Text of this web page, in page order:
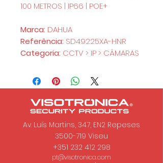
100 METROS | IP66 | POE+
Marca: DAHUA
Referência: SD49225XA-HNR
Categoria: CCTV > IP > CÂMARAS
Av. Luís Martins, 347, EN2 Repeses
3500-719 Viseu
+351 232 412 298
pt@visotronica.com